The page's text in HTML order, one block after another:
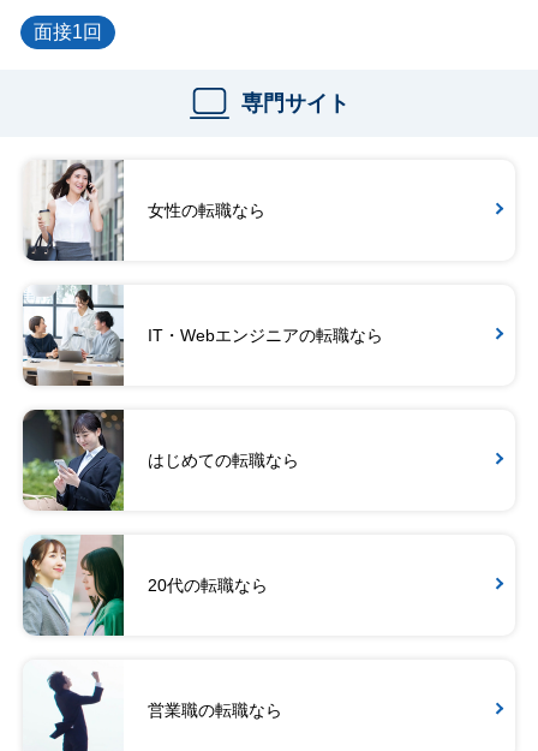
面接1回
専門サイト
女性の転職なら
IT・Webエンジニアの転職なら
はじめての転職なら
20代の転職なら
営業職の転職なら